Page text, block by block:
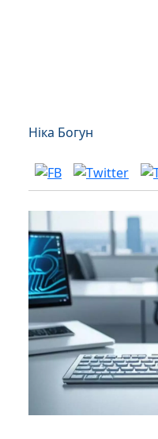
Ніка Богун